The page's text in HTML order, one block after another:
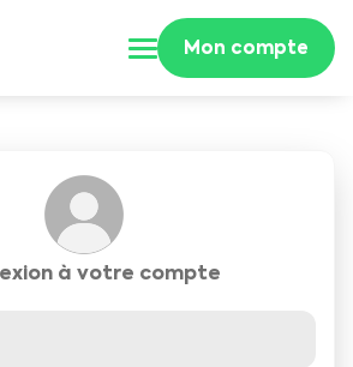
Mon compte
à votre compte